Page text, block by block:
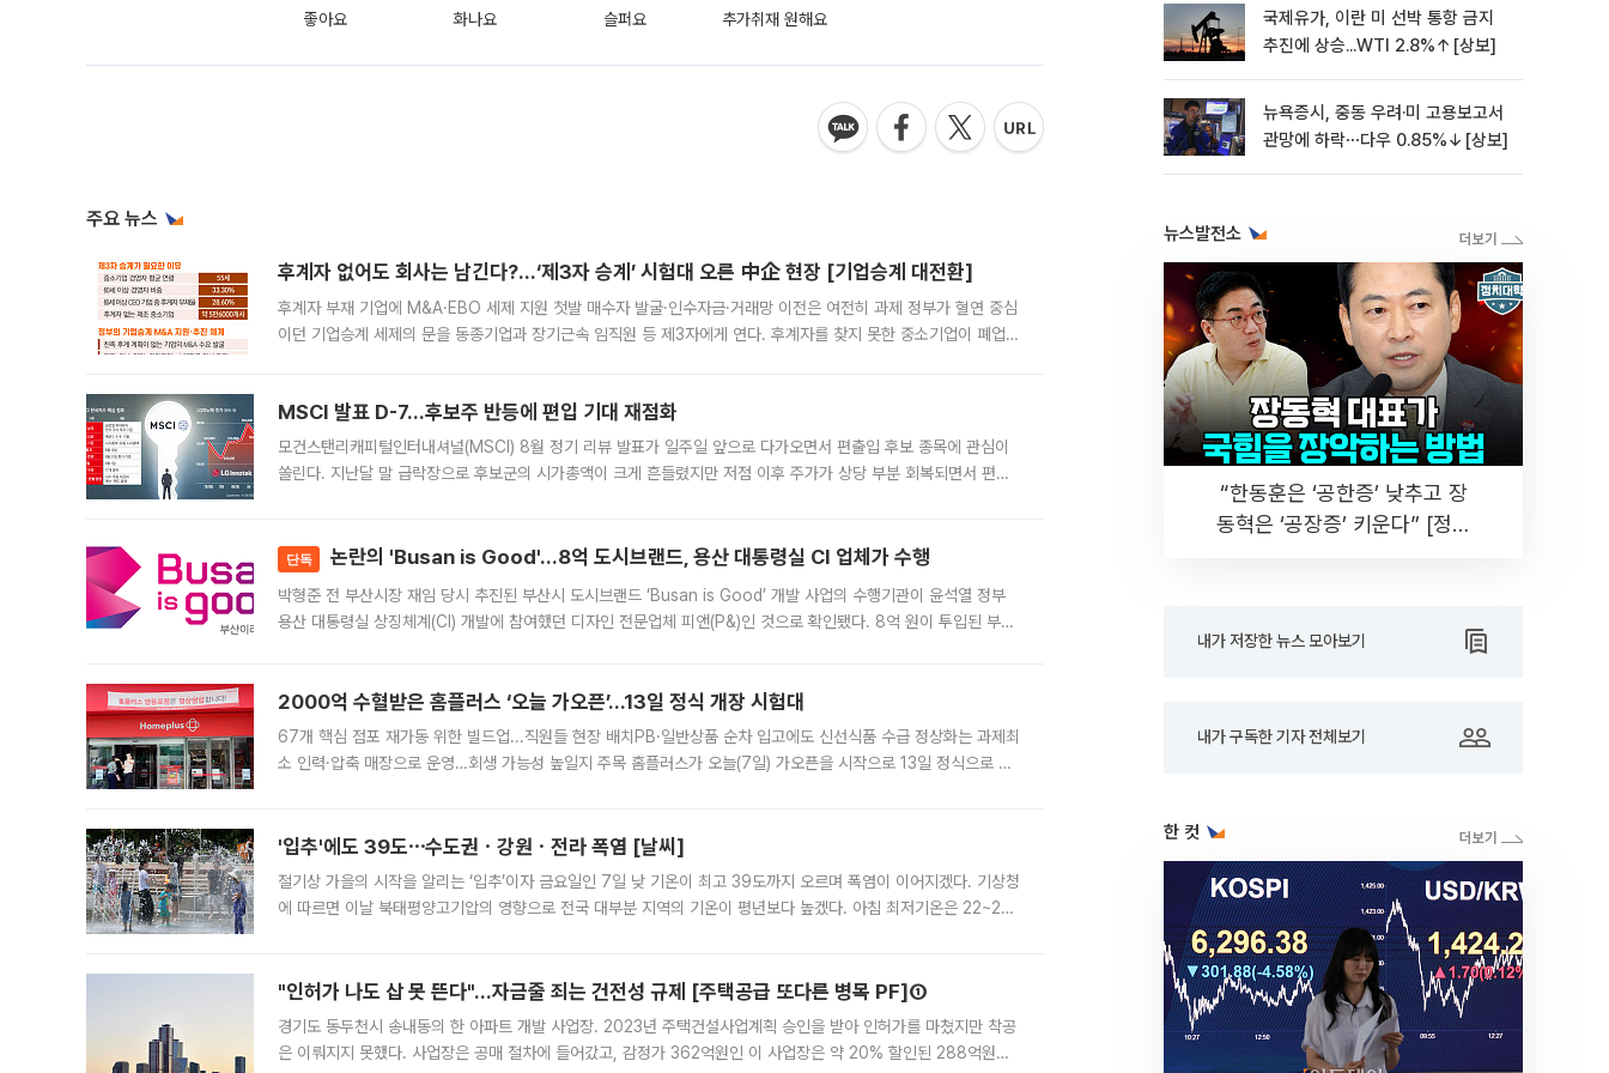
좋아요 화나요 슬퍼요 추가취재 원해요
주요 뉴스
후계자 없어도 회사는 남긴다?…‘제3자 승계’ 시험대 오른 中企 현장 [기업승계 대전환]
후계자 부재 기업에 M&A·EBO 세제 지원 첫발 매수자 발굴·인수자금·거래망 이전은 여전히 과제 정부가 혈연 중심
이던 기업승계 세제의 문을 동종기업과 장기근속 임직원 등 제3자에게 연다. 후계자를 찾지 못한 중소기업이 폐업
MSCI 발표 D-7…후보주 반등에 편입 기대 재점화
모건스탠리캐피털인터내셔널(MSCI) 8월 정기 리뷰 발표가 일주일 앞으로 다가오면서 편출입 후보 종목에 관심이
쏠린다. 지난달 말 급락장으로 후보군의 시가총액이 크게 흔들렸지만 저점 이후 주가가 상당 부분 회복되면서 편입
단독 논란의 'Busan is Good'…8억 도시브랜드, 용산 대통령실 CI 업체가 수행
박형준 전 부산시장 재임 당시 추진된 부산시 도시브랜드 ‘Busan is Good’ 개발 사업의 수행기관이 윤석열 정부
용산 대통령실 상징체계(CI) 개발에 참여했던 디자인 전문업체 피앤(P&)인 것으로 확인됐다. 8억 원이 투입된 부산
2000억 수혈받은 홈플러스 ‘오늘 가오픈’...13일 정식 개장 시험대
67개 핵심 점포 재가동 위한 빌드업...직원들 현장 배치PB·일반상품 순차 입고에도 신선식품 수급 정상화는 과제최
소 인력·압축 매장으로 운영…회생 가능성 높일지 주목 홈플러스가 오늘(7일) 가오픈을 시작으로 13일 정식으로 재
'입추'에도 39도⋯수도권ㆍ강원ㆍ전라 폭염 [날씨]
절기상 가을의 시작을 알리는 ‘입추’이자 금요일인 7일 낮 기온이 최고 39도까지 오르며 폭염이 이어지겠다. 기상청
에 따르면 이날 북태평양고기압의 영향으로 전국 대부분 지역의 기온이 평년보다 높겠다. 아침 최저기온은 22~27
"인허가 나도 삽 못 뜬다"…자금줄 죄는 건전성 규제 [주택공급 또다른 병목 PF]①
경기도 동두천시 송내동의 한 아파트 개발 사업장. 2023년 주택건설사업계획 승인을 받아 인허가를 마쳤지만 착공
은 이뤄지지 못했다. 사업장은 공매 절차에 들어갔고, 감정가 362억원인 이 사업장은 약 20% 할인된 288억원에
국제유가, 이란 미 선박 통항 금지
추진에 상승...WTI 2.8%↑[상보]
뉴욕증시, 중동 우려·미 고용보고서
관망에 하락⋯다우 0.85%↓[상보]
뉴스발전소
“한동훈은 ‘공한증’ 낮추고 장
동혁은 ‘공장증’ 키운다” [정치
내가 저장한 뉴스 모아보기
내가 구독한 기자 전체보기
한 컷